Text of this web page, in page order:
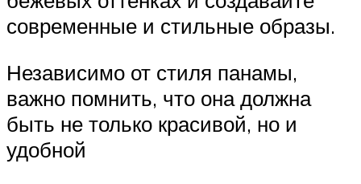
современные и стильные образы.
Независимо от стиля панамы,
важно помнить, что она должна
быть не только красивой, но и
удобной